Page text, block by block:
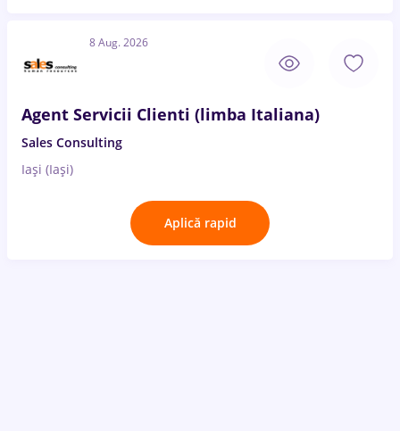
8 Aug. 2026
Agent Servicii Clienti (limba Italiana)
Sales Consulting
Iași (Iași)
Aplică rapid